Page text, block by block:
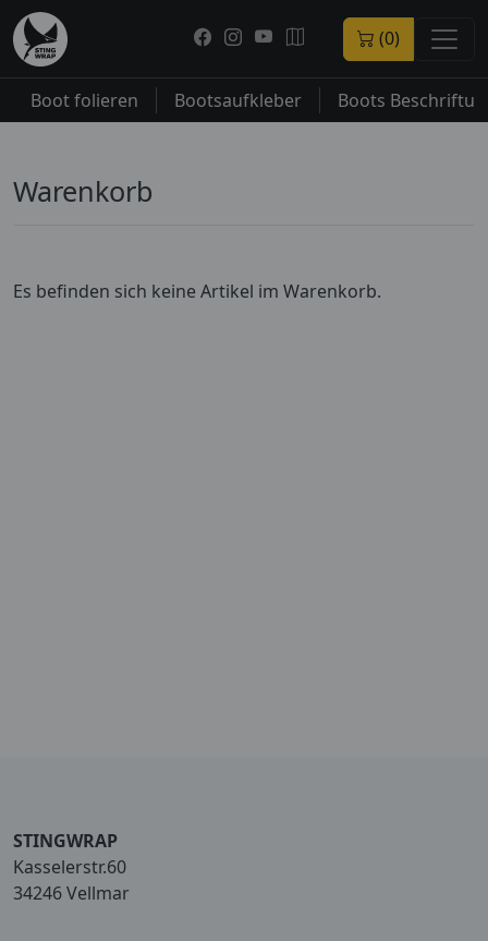
(0)
Boot folieren Bootsaufkleber Boots
Warenkorb
Es befinden sich keine Artikel im Warenkorb.
STINGWRAP
Kasselerstr.60
34246 Vellmar